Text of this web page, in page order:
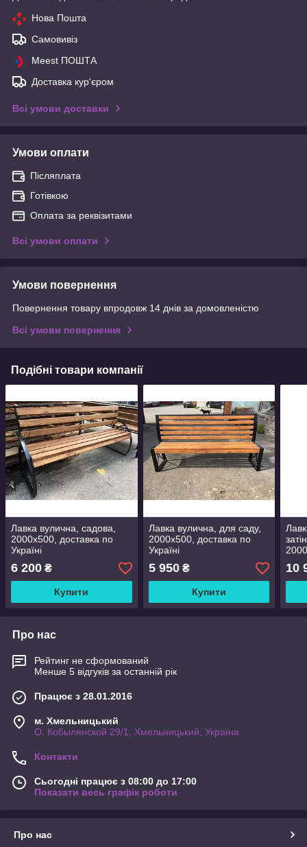
Нова Пошта
Самовивіз
Meest ПОШТА
Доставка кур'єром
Всі умови доставки
Умови оплати
Післяплата
Готівкою
Оплата за реквізитами
Всі умови оплати
Умови повернення
Повернення товару впродовж 14 днів за домовленістю
Всі умови повернення
Подібні товари компанії
Лавка вулична, садова,
2000х500, доставка по
Україні
6 200 ₴
Купити
Лавка вулична, для саду,
2000х500, доставка по
Україні
5 950₴
Купити
10
Про нас
Рейтинг не сформований
Менше 5 відгуків за останній рік
Працює з 28.01.2016
м. Хмельницький
О. Кобылянской 29/1, Хмельницький, Україна
Контакти
Сьогодні працює з 08:00 до 17:00
Показати весь графік роботи
Про нас